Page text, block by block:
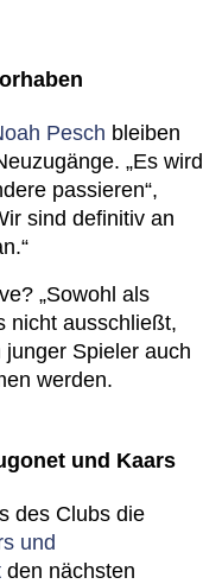
Pesch bleiben
„Es wird
passieren“,
sind definitiv an
„Sowohl als
nicht ausschließt,
Spieler auch
werden.
und Kaars
des Clubs die
und
den nächsten